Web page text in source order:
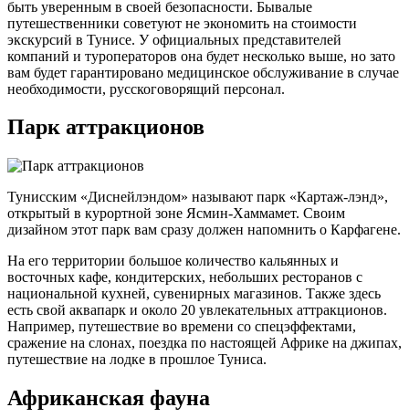
быть уверенным в своей безопасности. Бывалые
путешественники советуют не экономить на стоимости
экскурсий в Тунисе. У официальных представителей
компаний и туроператоров она будет несколько выше, но зато
вам будет гарантировано медицинское обслуживание в случае
необходимости, русскоговорящий персонал.
Парк аттракционов
Тунисским «Диснейлэндом» называют парк «Картаж-лэнд»,
открытый в курортной зоне Ясмин-Хаммамет. Своим
дизайном этот парк вам сразу должен напомнить о Карфагене.
На его территории большое количество кальянных и
восточных кафе, кондитерских, небольших ресторанов с
национальной кухней, сувенирных магазинов. Также здесь
есть свой аквапарк и около 20 увлекательных аттракционов.
Например, путешествие во времени со спецэффектами,
сражение на слонах, поездка по настоящей Африке на джипах,
путешествие на лодке в прошлое Туниса.
Африканская фауна